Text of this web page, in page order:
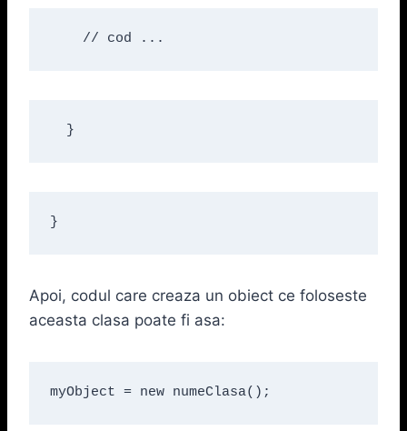
// cod ...
}
}
Apoi, codul care creaza un obiect ce foloseste
aceasta clasa poate fi asa:
myObject = new numeClasa();